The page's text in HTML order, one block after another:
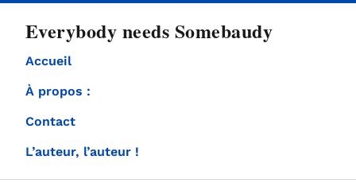
Everybody needs Somebaudy
Accueil
À propos :
Contact
L’auteur, l’auteur !